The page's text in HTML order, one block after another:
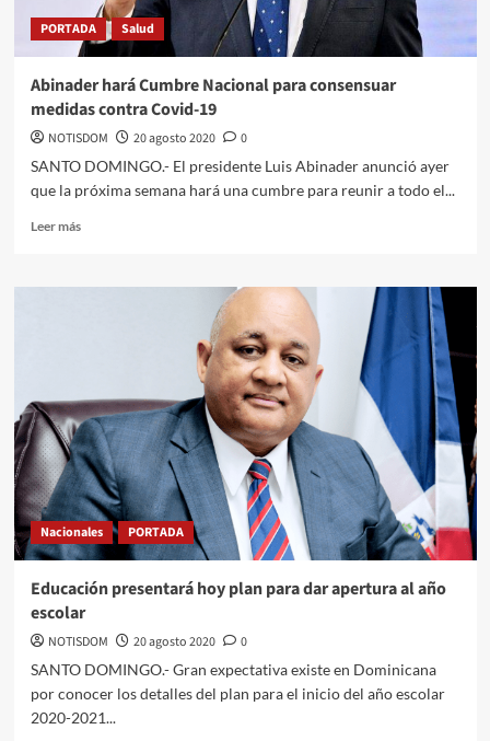
PORTADA Salud
Abinader hará Cumbre Nacional para con­sensuar
medidas contra Covid-19
NOTISDOM 20 agosto 2020
0
SANTO DOMINGO.- El presidente Luis Abina­der anunció ayer
que la próxima semana hará una cumbre para reunir a todo el...
Leer más
Nacionales PORTADA
Educación presentará hoy plan para dar apertura al año
escolar
NOTISDOM 20 agosto 2020
0
SANTO DOMINGO.- Gran expectativa existe en Dominicana
por conocer los detalles del plan para el inicio del año escolar
2020-2021...